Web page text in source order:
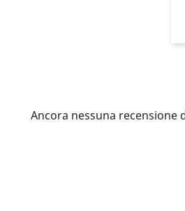
Ancora nessuna recensione
Accedi